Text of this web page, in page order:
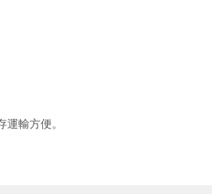
輸方便。